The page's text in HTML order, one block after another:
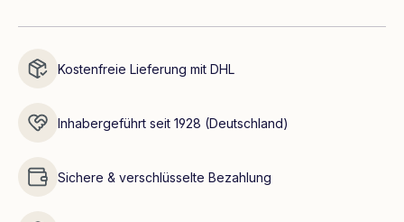
Kostenfreie Lieferung mit DHL
Inhabergeführt seit 1928 (Deutschland)
Sichere & verschlüsselte Bezahlung